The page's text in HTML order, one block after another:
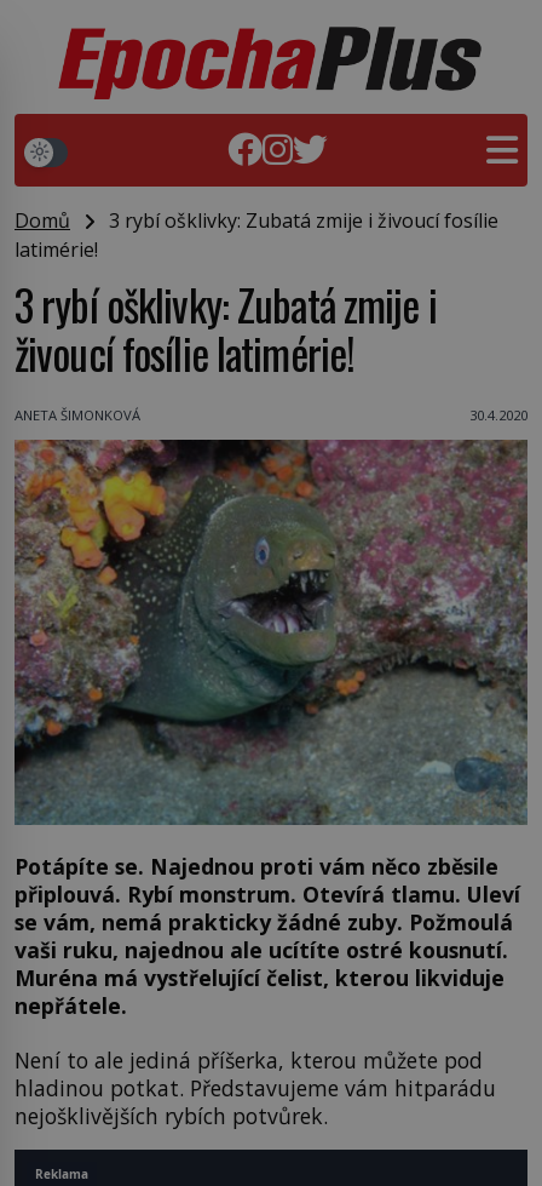
Domů
3 rybí ošklivky: Zubatá zmije i živoucí fosílie
latimérie!
3 rybí ošklivky: Zubatá zmije i
živoucí fosílie latimérie!
ANETA ŠIMONKOVÁ 30.4.2020
Potápíte se. Najednou proti vám něco zběsile
připlouvá. Rybí monstrum. Otevírá tlamu. Uleví
se vám, nemá prakticky žádné zuby. Požmoulá
vaši ruku, najednou ale ucítíte ostré kousnutí.
Muréna má vystřelující čelist, kterou likviduje
nepřátele.
Není to ale jediná příšerka, kterou můžete pod
hladinou potkat. Představujeme vám hitparádu
nejošklivějších rybích potvůrek.
Reklama